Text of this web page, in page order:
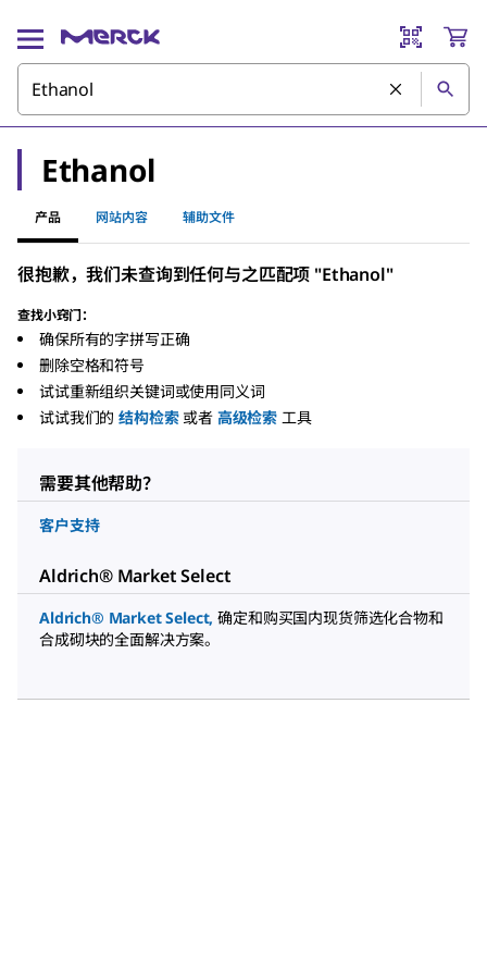
Ethanol
产品 网站内容 辅助文件
很抱歉，我们未查询到任何与之匹配项 "Ethanol"
查找小窍门：
确保所有的字拼写正确
删除空格和符号
试试重新组织关键词或使用同义词
试试我们的 结构检索 或者 高级检索 工具
需要其他帮助？
客户支持
Aldrich® Market Select
Aldrich® Market Select, 确定和购买国内现货筛选化合物和
合成砌块的全面解决方案。